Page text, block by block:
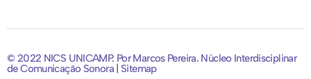
© 2022 NICS UNICAMP. Por Marcos Pereira. Núcleo Interdisciplinar
de Comunicação Sonora | Sitemap